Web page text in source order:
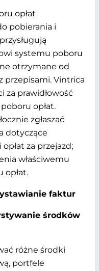
opłat
pobierania i
systemu poboru
otrzymane od
przepisami. Vintrica
za prawidłowość
opłat.
zgłaszać
dotyczące
za przejazd;
właściwemu
opłat.
faktur
środków
różne środki
portfele